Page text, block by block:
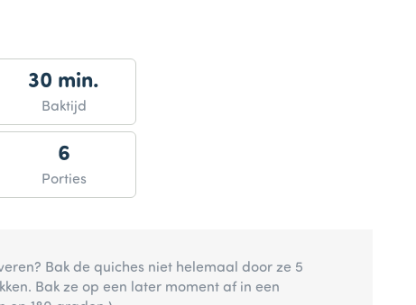
30 min.
Baktijd
6
Porties
Bak de quiches niet helemaal door ze 5
Bak ze op een later moment af in een